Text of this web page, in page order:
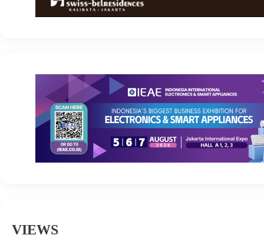
VIEWS